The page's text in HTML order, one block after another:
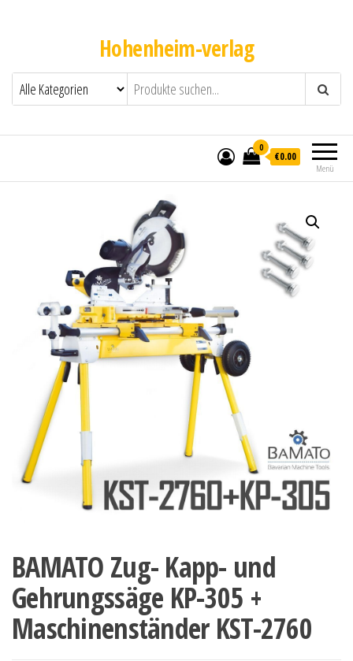
Hohenheim-verlag
Menü
0
€0.00
BAMATO Zug- Kapp- und
Gehrungssäge KP-305 +
Maschinenständer KST-2760